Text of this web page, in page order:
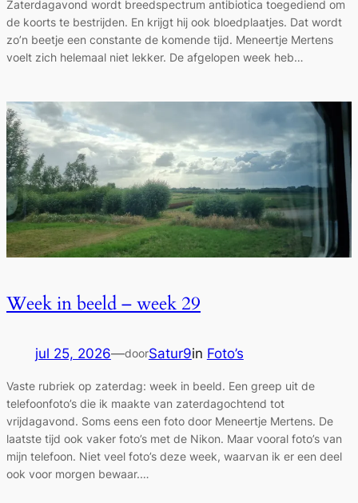
Zaterdagavond wordt breedspectrum antibiotica toegediend om
de koorts te bestrijden. En krijgt hij ook bloedplaatjes. Dat wordt
zo’n beetje een constante de komende tijd. Meneertje Mertens
voelt zich helemaal niet lekker. De afgelopen week heb…
Week in beeld – week 29
jul 25, 2026—doorSatur9in Foto’s
Vaste rubriek op zaterdag: week in beeld. Een greep uit de
telefoonfoto’s die ik maakte van zaterdagochtend tot
vrijdagavond. Soms eens een foto door Meneertje Mertens. De
laatste tijd ook vaker foto’s met de Nikon. Maar vooral foto’s van
mijn telefoon. Niet veel foto’s deze week, waarvan ik er een deel
ook voor morgen bewaar.…